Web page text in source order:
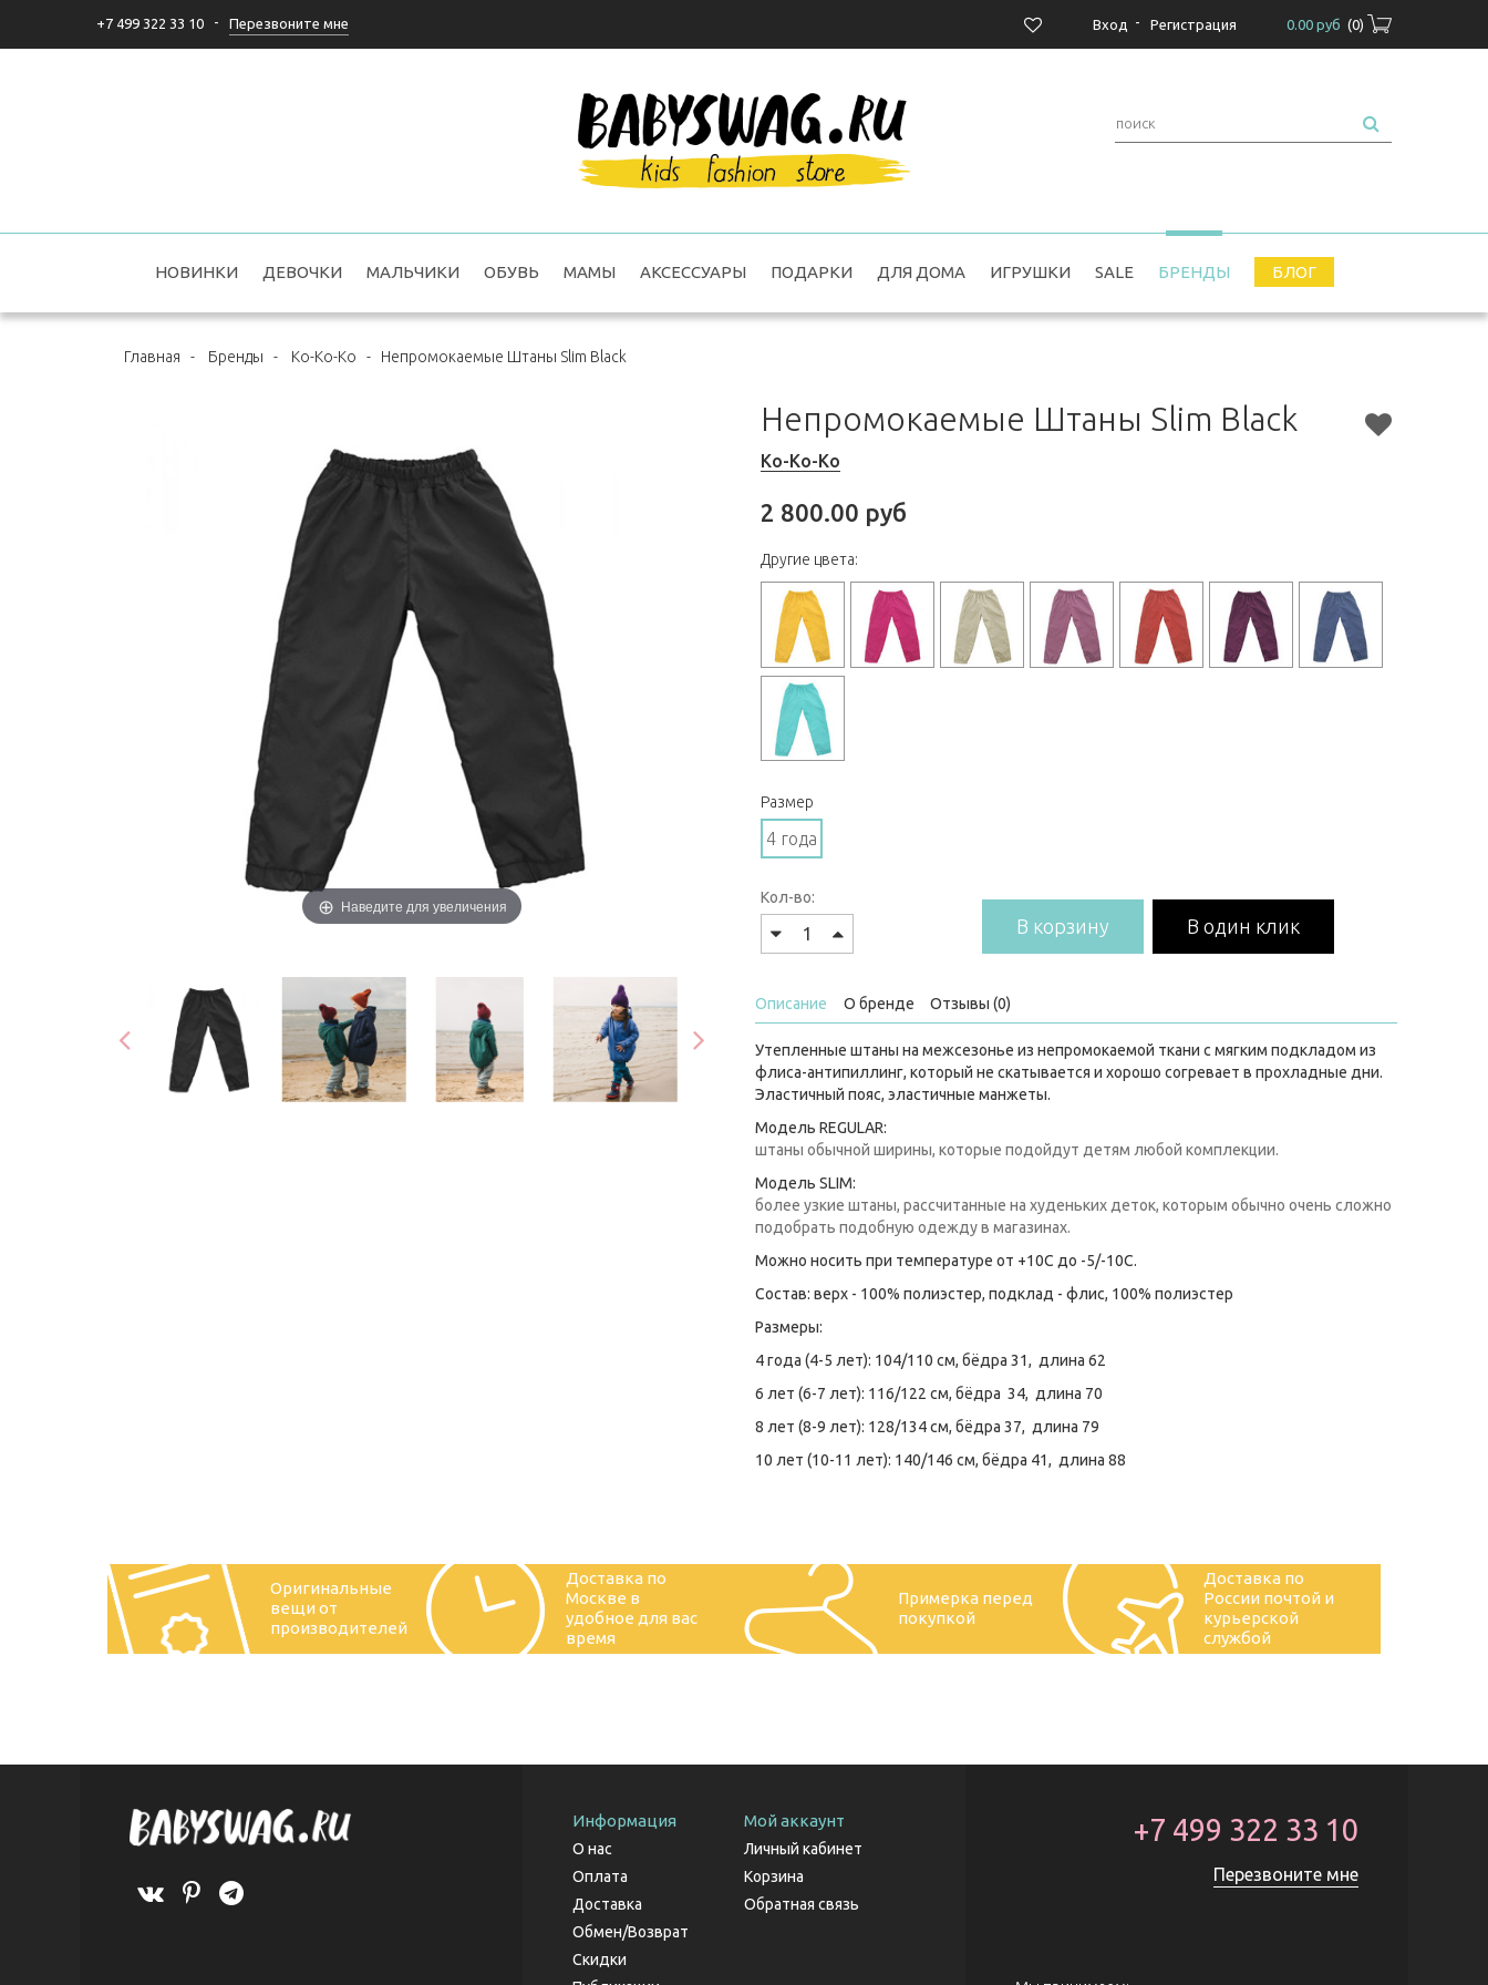
+7 499 322 33 10 - Перезвоните мне 0.00 руб (0)
Вход - Регистрация
НОВИНКИ ДЕВОЧКИ МАЛЬЧИКИ ОБУВЬ МАМЫ АКСЕССУАРЫ ПОДАРКИ ДЛЯ ДОМА ИГРУШКИ SALE БРЕНДЫ БЛОГ
Главная - Бренды - Ko-Ko-Ko - Непромокаемые Штаны Slim Black
Наведите для увеличения
Непромокаемые Штаны Slim Black
Ko-Ko-Ko
2 800.00 руб
Другие цвета:
Размер
4 года
Кол-во:
В корзину В один клик
Описание О бренде Отзывы (0)
Утепленные штаны на межсезонье из непромокаемой ткани с мягким подкладом из
флиса-антипиллинг, который не скатывается и хорошо согревает в прохладные дни.
Эластичный пояс, эластичные манжеты.
Модель REGULAR:
штаны обычной ширины, которые подойдут детям любой комплекции.
Модель SLIM:
более узкие штаны, рассчитанные на худеньких деток, которым обычно очень сложно
подобрать подобную одежду в магазинах.
Можно носить при температуре от +10C до -5/-10С.
Состав: верх - 100% полиэстер, подклад - флис, 100% полиэстер
Размеры:
4 года (4-5 лет): 104/110 см, бёдра 31, длина 62
6 лет (6-7 лет): 116/122 см, бёдра 34, длина 70
8 лет (8-9 лет): 128/134 см, бёдра 37, длина 79
10 лет (10-11 лет): 140/146 см, бёдра 41, длина 88
Оригинальные
вещи от
производителей
Доставка по
Москве в
удобное для вас
время
Примерка перед
покупкой
Доставка по
России почтой и
курьерской
службой
Информация
О нас
Оплата
Доставка
Обмен/Возврат
Скидки
Мой аккаунт
Личный кабинет
Корзина
Обратная связь
+7 499 322 33 10
Перезвоните мне